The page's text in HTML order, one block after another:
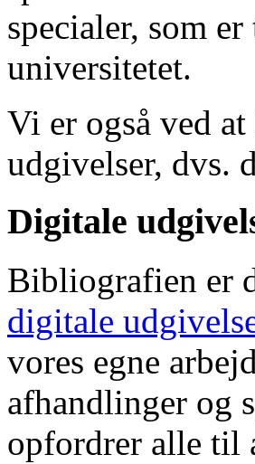
specialer, som
universitetet.
Vi er også ved
udgivelser, dvs.
Digitale
Bibliografien er
digitale
vores egne
afhandlinger og
opfordrer alle til